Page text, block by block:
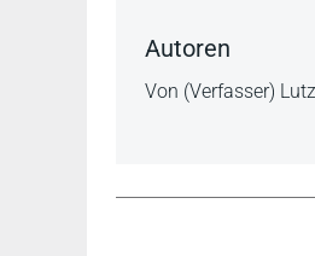
Autoren
Von (Verfasser)